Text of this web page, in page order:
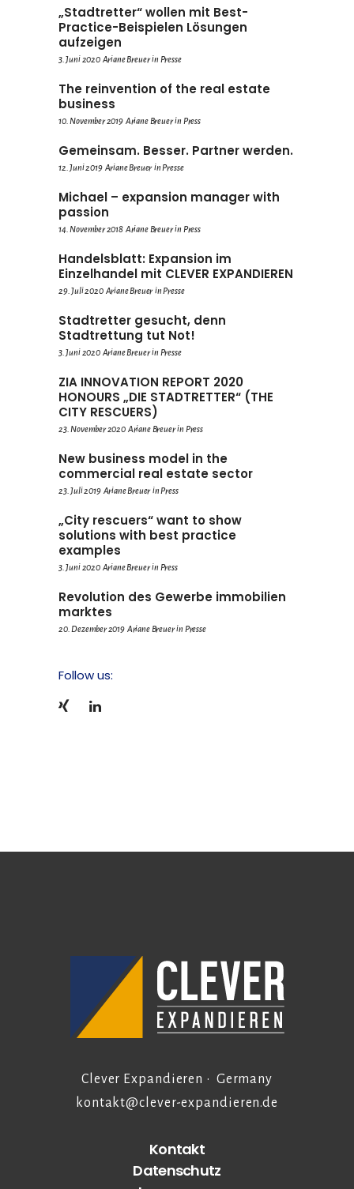
„Stadtretter“ wollen mit Best-
Practice-Beispielen Lösungen
aufzeigen
3. Juni 2020 Ariane Breuer in Presse
The reinvention of the real estate
business
10. November 2019 Ariane Breuer in Press
Gemeinsam. Besser. Partner werden.
12. Juni 2019 Ariane Breuer in Presse
Michael – expansion manager with
passion
14. November 2018 Ariane Breuer in Press
Handelsblatt: Expansion im
Einzelhandel mit CLEVER EXPANDIEREN
29. Juli 2020 Ariane Breuer in Presse
Stadtretter gesucht, denn
Stadtrettung tut Not!
3. Juni 2020 Ariane Breuer in Presse
ZIA INNOVATION REPORT 2020
HONOURS „DIE STADTRETTER“ (THE
CITY RESCUERS)
23. November 2020 Ariane Breuer in Press
New business model in the
commercial real estate sector
23. Juli 2019 Ariane Breuer in Press
„City rescuers“ want to show
solutions with best practice
examples
3. Juni 2020 Ariane Breuer in Press
Revolution des Gewerbe immobilien
marktes
20. Dezember 2019 Ariane Breuer in Presse
Follow us:
Clever Expandieren • Germany
kontakt@clever-expandieren.de
Kontakt
Datenschutz